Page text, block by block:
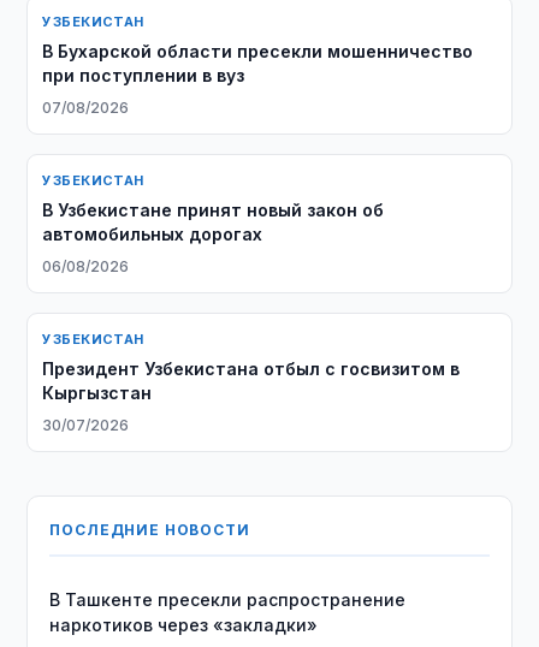
УЗБЕКИСТАН
В Бухарской области пресекли мошенничество
при поступлении в вуз
07/08/2026
УЗБЕКИСТАН
В Узбекистане принят новый закон об
автомобильных дорогах
06/08/2026
УЗБЕКИСТАН
Президент Узбекистана отбыл с госвизитом в
Кыргызстан
30/07/2026
ПОСЛЕДНИЕ НОВОСТИ
В Ташкенте пресекли распространение
наркотиков через «закладки»